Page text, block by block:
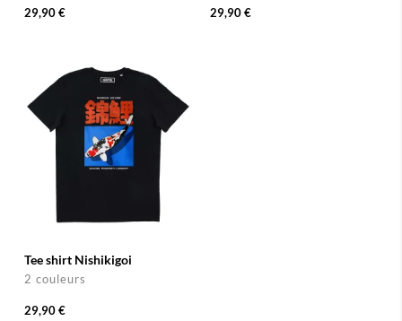
29,90 € 29,90 €
Tee shirt Nishikigoi
2 couleurs
29,90 €